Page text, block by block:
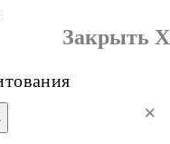
Закрыть X
×